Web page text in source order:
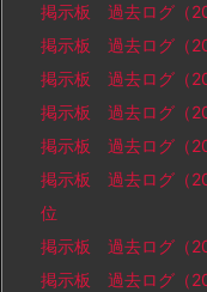
掲示板 過去ログ（
掲示板 過去ログ（
掲示板 過去ログ（
掲示板 過去ログ（
掲示板 過去ログ（
掲示板 過去ログ（
位
掲示板 過去ログ（
掲示板 過去ログ（